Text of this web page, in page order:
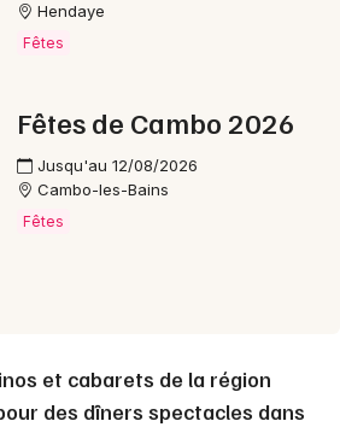
Je m'abonne
Hendaye
Fêtes
Fêtes de Cambo 2026
Jusqu'au 12/08/2026
Cambo-les-Bains
Fêtes
et cabarets de la région
des dîners spectacles dans